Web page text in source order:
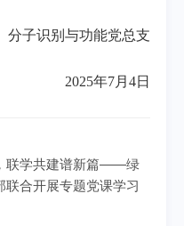
分子识别与功能党总支
2025年7月4日
联学共建谱新篇——绿
合开展专题党课学习